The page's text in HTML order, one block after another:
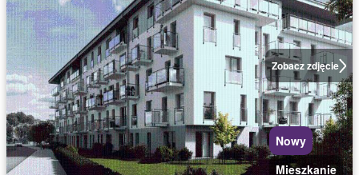
Zobacz zdjęcie
Nowy
Mieszkanie